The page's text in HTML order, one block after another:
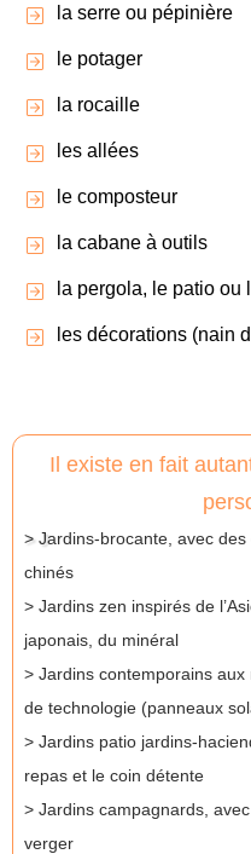
la serre ou pépinière
le potager
la rocaille
les allées
le composteur
la cabane à outils
la pergola, le patio ou
les décorations (nain
Il existe en fait
> Jardins-brocante, avec des
chinés
> Jardins zen inspirés de
japonais, du minéral
> Jardins contemporains
de technologie (panneaux
> Jardins patio jardins-
repas et le coin détente
> Jardins campagnards,
verger